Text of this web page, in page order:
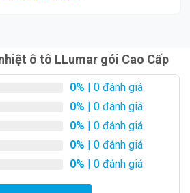
nhiệt ô tô LLumar chính
ô tô LLumar gói Cao Cấp
0% | 0 đánh giá
0% | 0 đánh giá
0% | 0 đánh giá
0% | 0 đánh giá
0% | 0 đánh giá